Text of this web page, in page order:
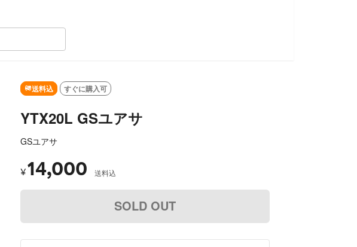
送料込 すぐに購入可
YTX20L GSユアサ
GSユアサ
¥14,000 送料込
SOLD OUT